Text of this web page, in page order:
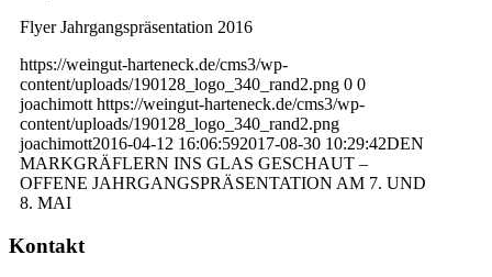
Flyer Jahrgangspräsentation 2016
https://weingut-harteneck.de/cms3/wp-
content/uploads/190128_logo_340_rand2.png 0 0
joachimott https://weingut-harteneck.de/cms3/wp-
content/uploads/190128_logo_340_rand2.png
joachimott2016-04-12 16:06:592017-08-30 10:29:42DEN
MARKGRÄFLERN INS GLAS GESCHAUT –
OFFENE JAHRGANGSPRÄSENTATION AM 7. UND
8. MAI
Kontakt